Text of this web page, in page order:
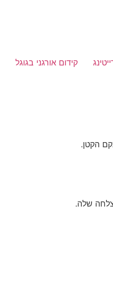
קידום אורגני בגוגל
הקטן.
שלה.